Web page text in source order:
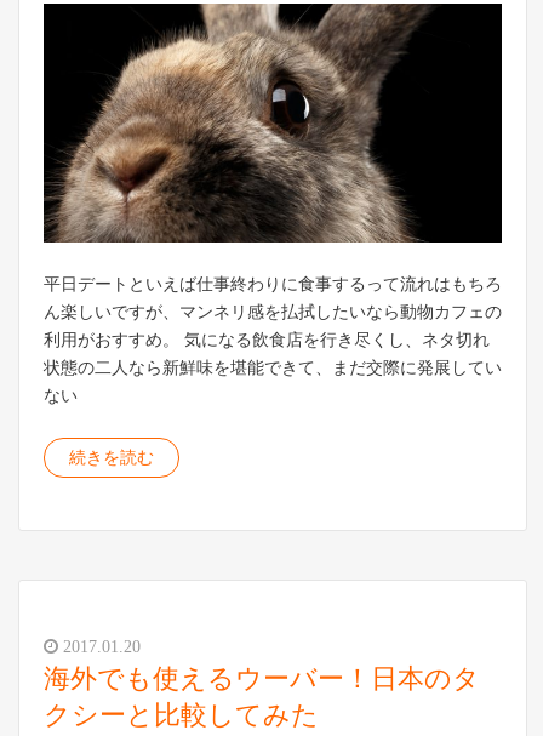
平日デートといえば仕事終わりに食事するって流れはもちろ
ん楽しいですが、マンネリ感を払拭したいなら動物カフェの
利用がおすすめ。 気になる飲食店を行き尽くし、ネタ切れ
状態の二人なら新鮮味を堪能できて、まだ交際に発展してい
ない
続きを読む
2017.01.20
海外でも使えるウーバー！日本のタ
クシーと比較してみた